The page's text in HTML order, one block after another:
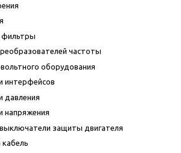
фильтры
частоты
оборудования
интерфейсов
давления
напряжения
защиты двигателя